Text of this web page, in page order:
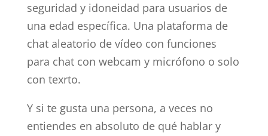
seguridad y idoneidad para usuarios de
una edad específica. Una plataforma de
chat aleatorio de vídeo con funciones
para chat con webcam y micrófono o solo
con texrto.
Y si te gusta una persona, a veces no
entiendes en absoluto de qué hablar y